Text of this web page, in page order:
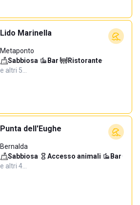
Lido Marinella
Metaponto
Sabbiosa· Bar· Ristorante·
e altri 5…
Punta dell'Eughe
Bernalda
Sabbiosa· Accesso animali· Bar·
e altri 4…